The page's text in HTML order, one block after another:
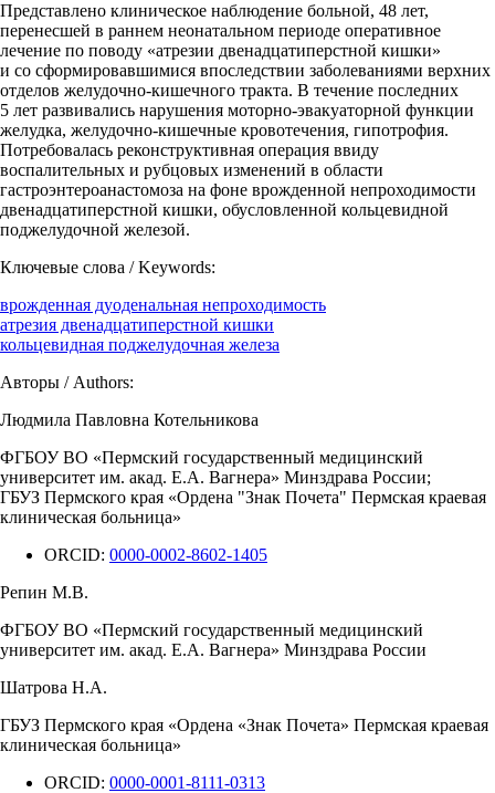
Представлено клиническое наблюдение больной, 48 лет,
перенесшей в раннем неонатальном периоде оперативное
лечение по поводу «атрезии двенадцатиперстной кишки»
и со сформировавшимися впоследствии заболеваниями верхних
отделов желудочно-кишечного тракта. В течение последних
5 лет развивались нарушения моторно-эвакуаторной функции
желудка, желудочно-кишечные кровотечения, гипотрофия.
Потребовалась реконструктивная операция ввиду
воспалительных и рубцовых изменений в области
гастроэнтероанастомоза на фоне врожденной непроходимости
двенадцатиперстной кишки, обусловленной кольцевидной
поджелудочной железой.
Ключевые слова / Keywords:
врожденная дуоденальная непроходимость
атрезия двенадцатиперстной кишки
кольцевидная поджелудочная железа
Авторы / Authors:
Людмила Павловна Котельникова
ФГБОУ ВО «Пермский государственный медицинский
университет им. акад. Е.А. Вагнера» Минздрава России;
ГБУЗ Пермского края «Ордена "Знак Почета" Пермская краевая
клиническая больница»
ORCID: 0000-0002-8602-1405
Репин М.В.
ФГБОУ ВО «Пермский государственный медицинский
университет им. акад. Е.А. Вагнера» Минздрава России
Шатрова Н.А.
ГБУЗ Пермского края «Ордена «Знак Почета» Пермская краевая
клиническая больница»
ORCID: 0000-0001-8111-0313